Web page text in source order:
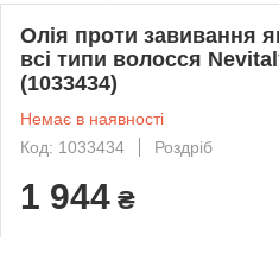
Олія проти завивання
всі типи волосся
(1033434)
Немає в наявності
Код: 1033434
Роздріб
1 944 ₴